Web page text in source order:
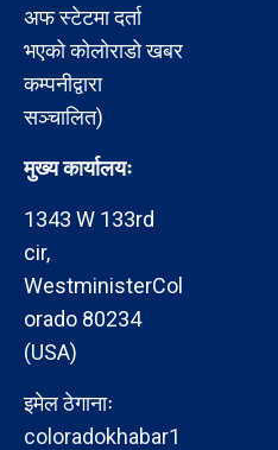
अफ स्टेटमा दर्ता
भएको कोलोराडो खबर
कम्पनीद्वारा
सञ्चालित)
मुख्य कार्यालयः
1343 W 133rd
cir,
WestministerCol
orado 80234
(USA)
इमेल ठेगानाः
coloradokhabar1